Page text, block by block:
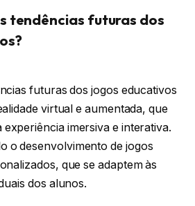
tendências futuras dos
futuras dos jogos educativos
virtual e aumentada, que
imersiva e interativa.
o desenvolvimento de jogos
que se adaptem às
dos alunos.